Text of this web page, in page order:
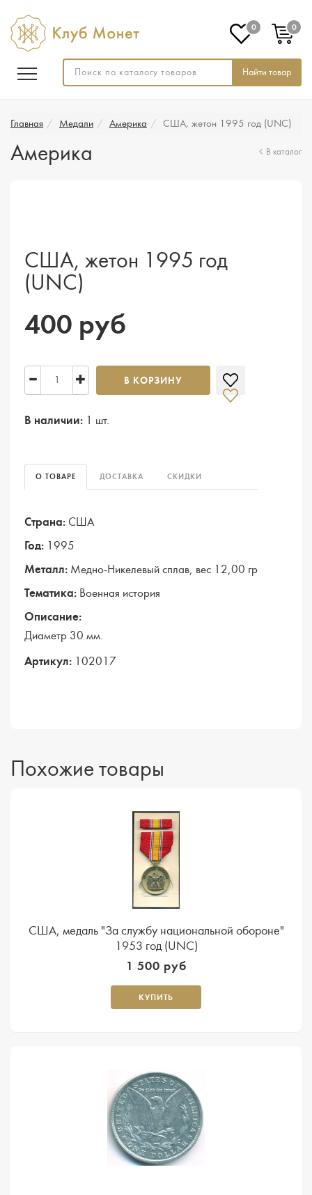
Найти товар
0 0
Главная Медали Америка США, жетон 1995 год (UNC)
Америка В каталог
США, жетон 1995 год
(UNC)
400 руб
В КОРЗИНУ
В наличии: 1 шт.
О ТОВАРЕ ДОСТАВКА СКИДКИ
Страна: США
Год: 1995
Металл: Медно-Никелевый сплав, вес 12,00 гр
Тематика: Военная история
Описание:
Диаметр 30 мм.
Артикул: 102017
Похожие товары
США, медаль "За службу национальной обороне"
1953 год (UNC)
1 500 руб
КУПИТЬ